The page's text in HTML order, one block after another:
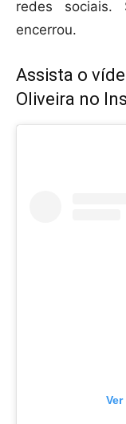
redes sociais.
encerrou.
Assista o
Oliveira no